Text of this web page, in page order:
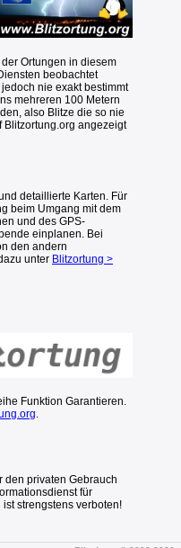
Ortungen in diesem
beobachtet
nie exakt bestimmt
mehreren 100 Metern
also Blitze die so nie
Blitzortung.org angezeigt
detaillierte Karten. Für
beim Umgang mit dem
und des GPS-
einplanen. Bei
den andern
unter Blitzortung >
Funktion Garantieren.
.
den privaten Gebrauch
für
strengstens verboten!